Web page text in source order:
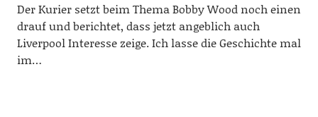
Der Kurier setzt beim Thema Bobby Wood noch einen
drauf und berichtet, dass jetzt angeblich auch
Liverpool Interesse zeige. Ich lasse die Geschichte mal
im…